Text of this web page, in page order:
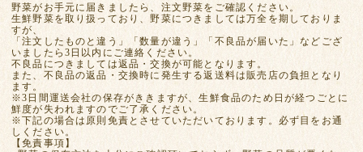
野菜がお手元に届きましたら、注文野菜をご確認ください。
生鮮野菜を取り扱っており、野菜につきましては万全を期しておりま
すが、
「注文したものと違う」「数量が違う」「不良品が届いた」などござ
いましたら3日以内にご連絡ください。
不良品につきましては返品・交換が可能となります。
また、不良品の返品・交換時に発生する返送料は販売店の負担となり
ます。
※3日間運送会社の保存がききますが、生鮮食品のため日が経つごとに
鮮度が失われますのでご了承ください。
※下記の場合は原則免責とさせていただいております。必ず目をお通
しください。
【免責事項】